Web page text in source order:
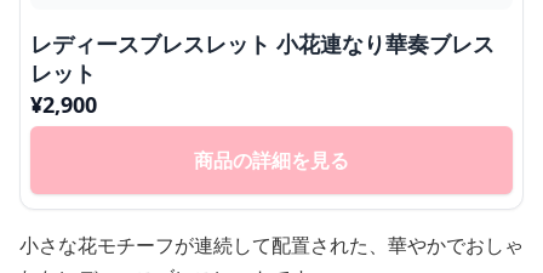
レディースブレスレット 小花連なり華奏ブレス
レット
¥2,900
商品の詳細を見る
小さな花モチーフが連続して配置された、華やかでおしゃ